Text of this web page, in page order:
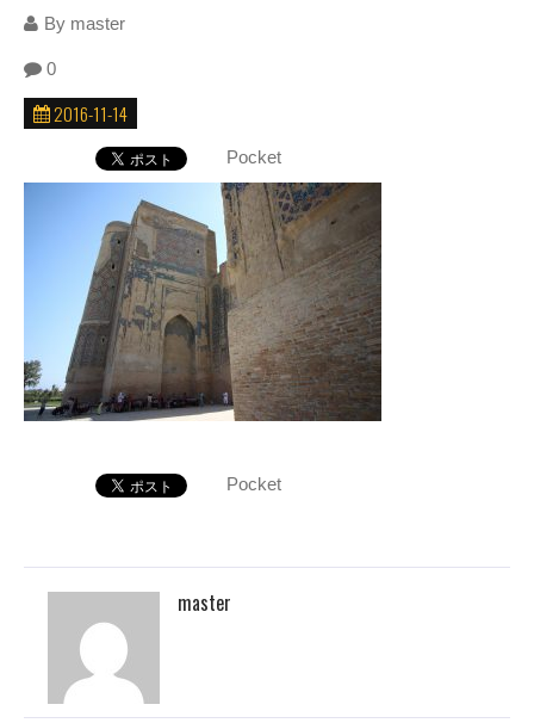
By master
0
2016-11-14
Pocket
Pocket
master